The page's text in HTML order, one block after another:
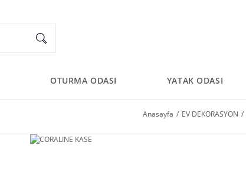
OTURMA ODASI YATAK ODASI
Anasayfa EV DEKORASYON